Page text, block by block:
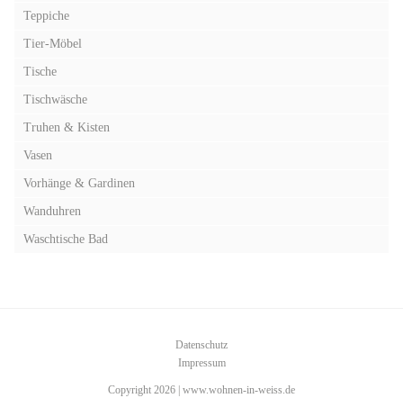
Teppiche
Tier-Möbel
Tische
Tischwäsche
Truhen & Kisten
Vasen
Vorhänge & Gardinen
Wanduhren
Waschtische Bad
Datenschutz
Impressum
Copyright 2026 | www.wohnen-in-weiss.de